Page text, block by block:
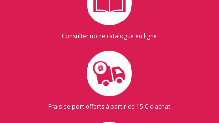
Consulter notre catalogue en ligne
Frais de port offerts à partir de 15 € d'achat